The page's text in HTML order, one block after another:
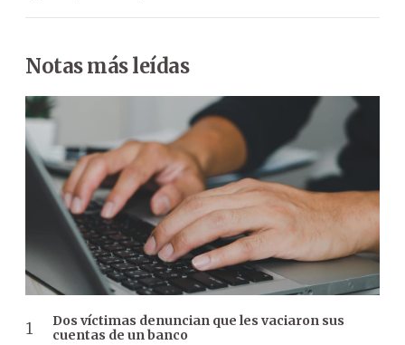
Notas más leídas
Dos víctimas denuncian que les vaciaron sus
cuentas de un banco